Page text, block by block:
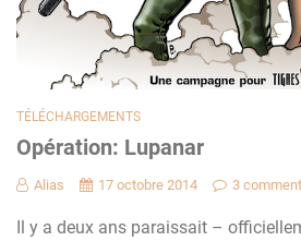
TÉLÉCHARGEMENTS
Opération: Lupanar
Alias 17 octobre 2014 3 comment
Il y a deux ans paraissait –